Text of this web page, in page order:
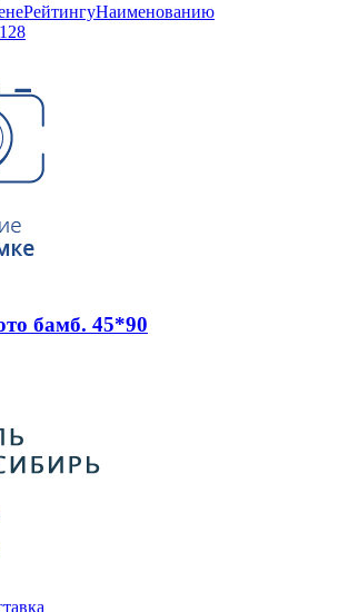
РейтингуНаименованию
128
бамб. 45*90